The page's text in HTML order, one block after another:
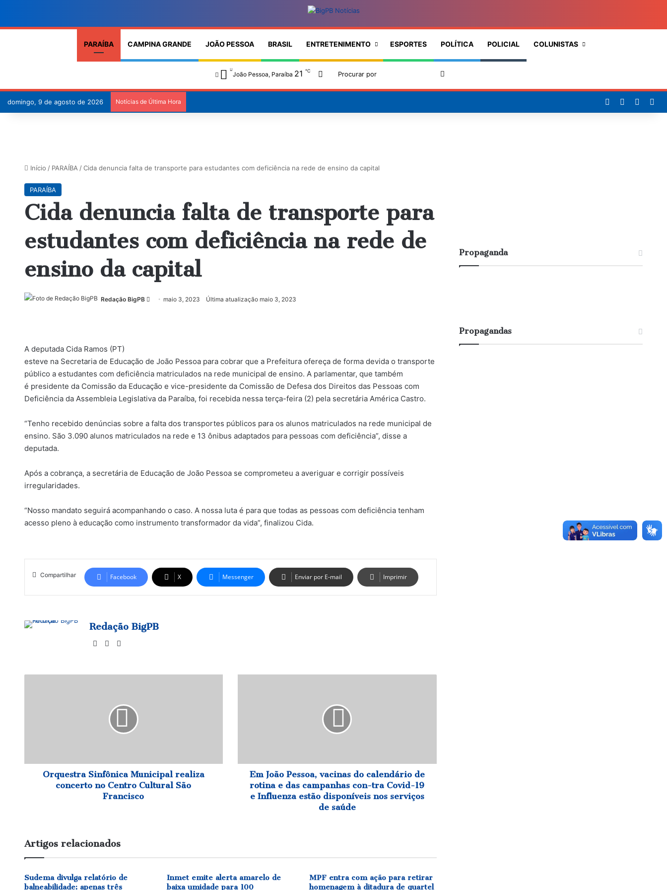
PARAÍBA CAMPINA GRANDE JOÃO PESSOA BRASIL ENTRETENIMENTO ESPORTES POLÍTICA POLICIAL COLUNISTAS
João Pessoa, Paraíba 21 ℃ Switch skin
Procurar
por
domingo, 9 de agosto de 2026 Notícias de Última Hora Facebook
Início / PARAÍBA / Cida denuncia falta de transporte para estudantes com deficiência na rede de ensino da capital
PARAÍBA
Cida denuncia falta de transporte para
estudantes com deficiência na rede de
ensino da capital
Redação BigPB Mandemaio 3, 2023 Última atualização maio 3, 2023
A deputada Cida Ramos (PT)
esteve na Secretaria de Educação de João Pessoa para cobrar que a Prefeitura ofereça de forma devida o transporte
público a estudantes com deficiência matriculados na rede municipal de ensino. A parlamentar, que também
é presidente da Comissão da Educação e vice-presidente da Comissão de Defesa dos Direitos das Pessoas com
Deficiência da Assembleia Legislativa da Paraíba, foi recebida nessa terça-feira (2) pela secretária América Castro.
“Tenho recebido denúncias sobre a falta dos transportes públicos para os alunos matriculados na rede municipal de
ensino. São 3.090 alunos matriculados na rede e 13 ônibus adaptados para pessoas com deficiência”, disse a
deputada.
Após a cobrança, a secretária de Educação de João Pessoa se comprometeu a averiguar e corrigir possíveis
irregularidades.
“Nosso mandato seguirá acompanhando o caso. A nossa luta é para que todas as pessoas com deficiência tenham
acesso pleno à educação como instrumento transformador da vida”, finalizou Cida.
Compartilhar Facebook X Messenger Enviar por E-mail Imprimir
Redação BigPB
WebsiteFacebook
São
FranciscoOrquestra Sinfônica Municipal realiza
concerto no Centro Cultural São
Francisco
e
campanhas
con-
estão
nos
serviços
Em João Pessoa, vacinas do calendário de
rotina e das campanhas con-tra Covid-19
e Influenza estão disponíveis nos serviços
de saúde
Artigos relacionados
Sudema divulga relatório de
balneabilidade: apenas três
Inmet emite alerta amarelo de
baixa umidade para 100
MPF entra com ação para retirar
homenagem à ditadura de quartel
Propaganda
Propagandas